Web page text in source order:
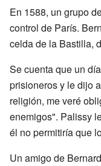
En 1588, un grupo
control de París.
celda de la Bastilla,
Se cuenta que un
prisioneros y le dijo
religión, me veré
enemigos". Palissy
él no permitiría que
Un amigo de